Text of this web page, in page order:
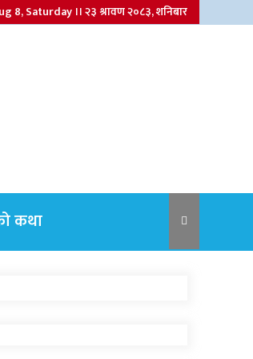
8, Saturday ।। २३ श्रावण २०८३, शनिबार
कथा